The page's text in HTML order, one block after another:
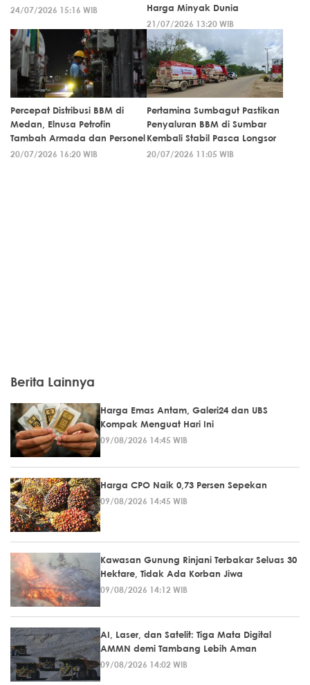
24/07/2026 15:16 WIB
Harga Minyak Dunia
21/07/2026 13:20 WIB
Percepat Distribusi BBM di
Medan, Elnusa Petrofin
Tambah Armada dan Personel
20/07/2026 16:20 WIB
Pertamina Sumbagut Pastikan
Penyaluran BBM di Sumbar
Kembali Stabil Pasca Longsor
20/07/2026 11:05 WIB
Berita Lainnya
Harga Emas Antam, Galeri24 dan UBS
Kompak Menguat Hari Ini
09/08/2026 14:45 WIB
Harga CPO Naik 0,73 Persen Sepekan
09/08/2026 14:45 WIB
Kawasan Gunung Rinjani Terbakar Seluas 30
Hektare, Tidak Ada Korban Jiwa
09/08/2026 14:12 WIB
AI, Laser, dan Satelit: Tiga Mata Digital
AMMN demi Tambang Lebih Aman
09/08/2026 14:02 WIB